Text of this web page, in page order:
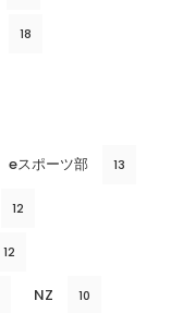
18
eスポーツ部 13
12
12
NZ 10